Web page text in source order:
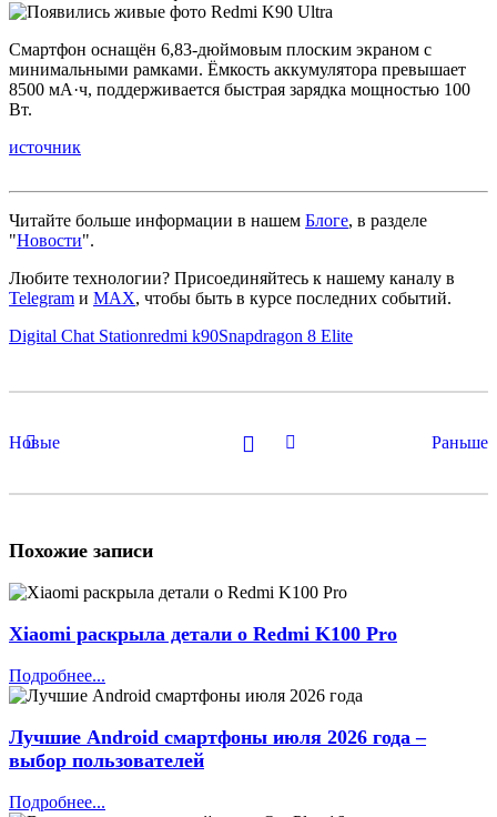
Смартфон оснащён 6,83‑дюймовым плоским экраном с
минимальными рамками. Ёмкость аккумулятора превышает
8500 мА·ч, поддерживается быстрая зарядка мощностью 100
Вт.
источник
Читайте больше информации в нашем Блоге, в разделе
"Новости".
Любите технологии? Присоединяйтесь к нашему каналу в
Telegram и MAX, чтобы быть в курсе последних событий.
Digital Chat Stationredmi k90Snapdragon 8 Elite
Новые Раньше
Похожие записи
Xiaomi раскрыла детали о Redmi K100 Pro
Подробнее...
Лучшие Android смартфоны июля 2026 года –
выбор пользователей
Подробнее...